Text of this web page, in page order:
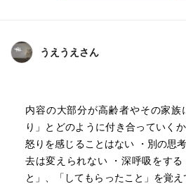
うえうえさん
内容の大部分が高齢者やその家族
り」とどのように付き合っていく
怒りを感じることはない ・別の思
去は変えられない ・深呼吸をする
と」、「してもらったこと」を覚